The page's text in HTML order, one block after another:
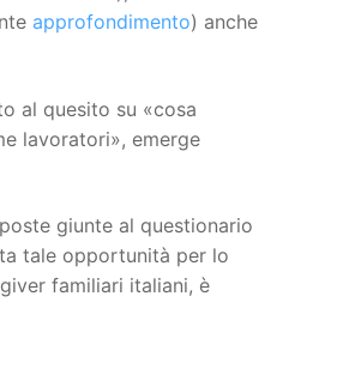
approfondimento) anche
al quesito su «cosa
lavoratori», emerge
giunte al questionario
tale opportunità per lo
familiari italiani, è